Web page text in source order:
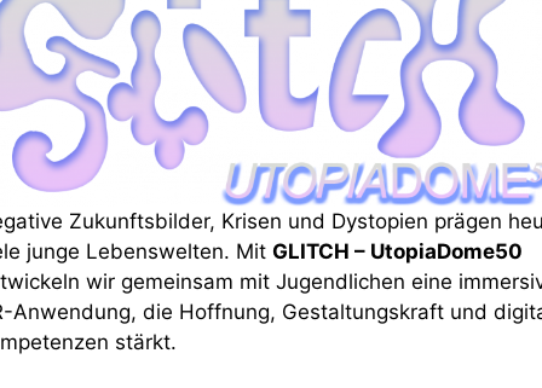
Zukunftsbilder, Krisen und Dystopien prägen
junge Lebenswelten. Mit GLITCH – UtopiaDome50
wir gemeinsam mit Jugendlichen eine
Anwendung, die Hoffnung, Gestaltungskraft und
stärkt.